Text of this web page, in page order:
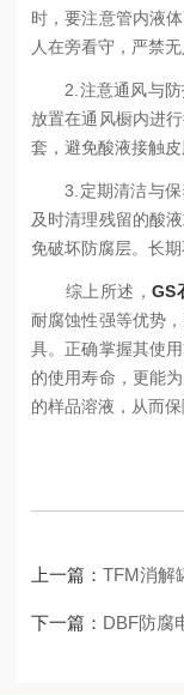
时，要注意管内液
人在旁看守，严禁无
2.注意通风与防
放置在通风橱内进
套，避免酸液接触皮
3.定期清洁与保
及时清理残留的酸
免破坏防腐层。长
综上所述，GS
耐腐蚀性强等优势
具。正确掌握其使
的使用寿命，更能
的样品溶液，从而
上一篇：TFM消解
下一篇： DBF防腐